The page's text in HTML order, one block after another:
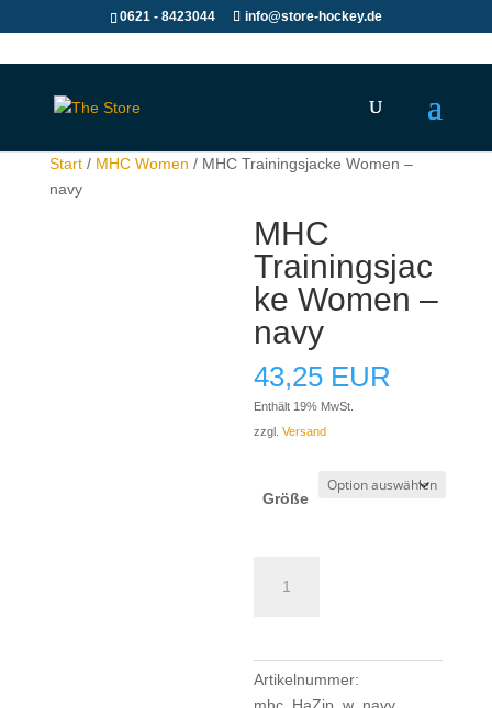
0621 - 8423044 info@store-hockey.de
Start/ MHC Women / MHC Trainingsjacke Women –
navy
MHC
Trainingsjac
ke Women –
navy
43,25 EUR
Enthält 19% MwSt.
zzgl.Versand
Größe
Trainingsjacke
Artikelnummer: